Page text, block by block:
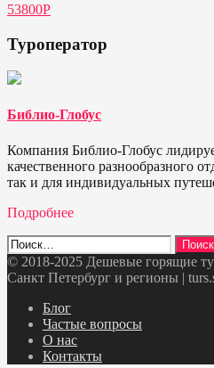
53800P
Туроператор
Библио-Глобус
Компания Библио-Глобус
качественного разнообразного
так и для индивидуальных
Подробнее
Найти:
© 2018-2025 Дешевые горящие
Санкт Петербург и регионы |
Блог
Частые вопросы
О нас
Контакты